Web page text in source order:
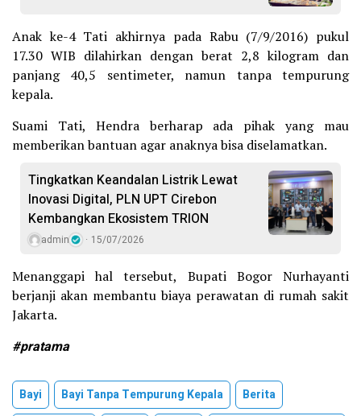
Anak ke-4 Tati akhirnya pada Rabu (7/9/2016) pukul
17.30 WIB dilahirkan dengan berat 2,8 kilogram dan
panjang 40,5 sentimeter, namun tanpa tempurung
kepala.
Suami Tati, Hendra berharap ada pihak yang mau
memberikan bantuan agar anaknya bisa diselamatkan.
Tingkatkan Keandalan Listrik Lewat
Inovasi Digital, PLN UPT Cirebon
Kembangkan Ekosistem TRION
admin 15/07/2026
Menanggapi hal tersebut, Bupati Bogor Nurhayanti
berjanji akan membantu biaya perawatan di rumah sakit
Jakarta.
#pratama
Bayi Bayi Tanpa Tempurung Kepala
Berita